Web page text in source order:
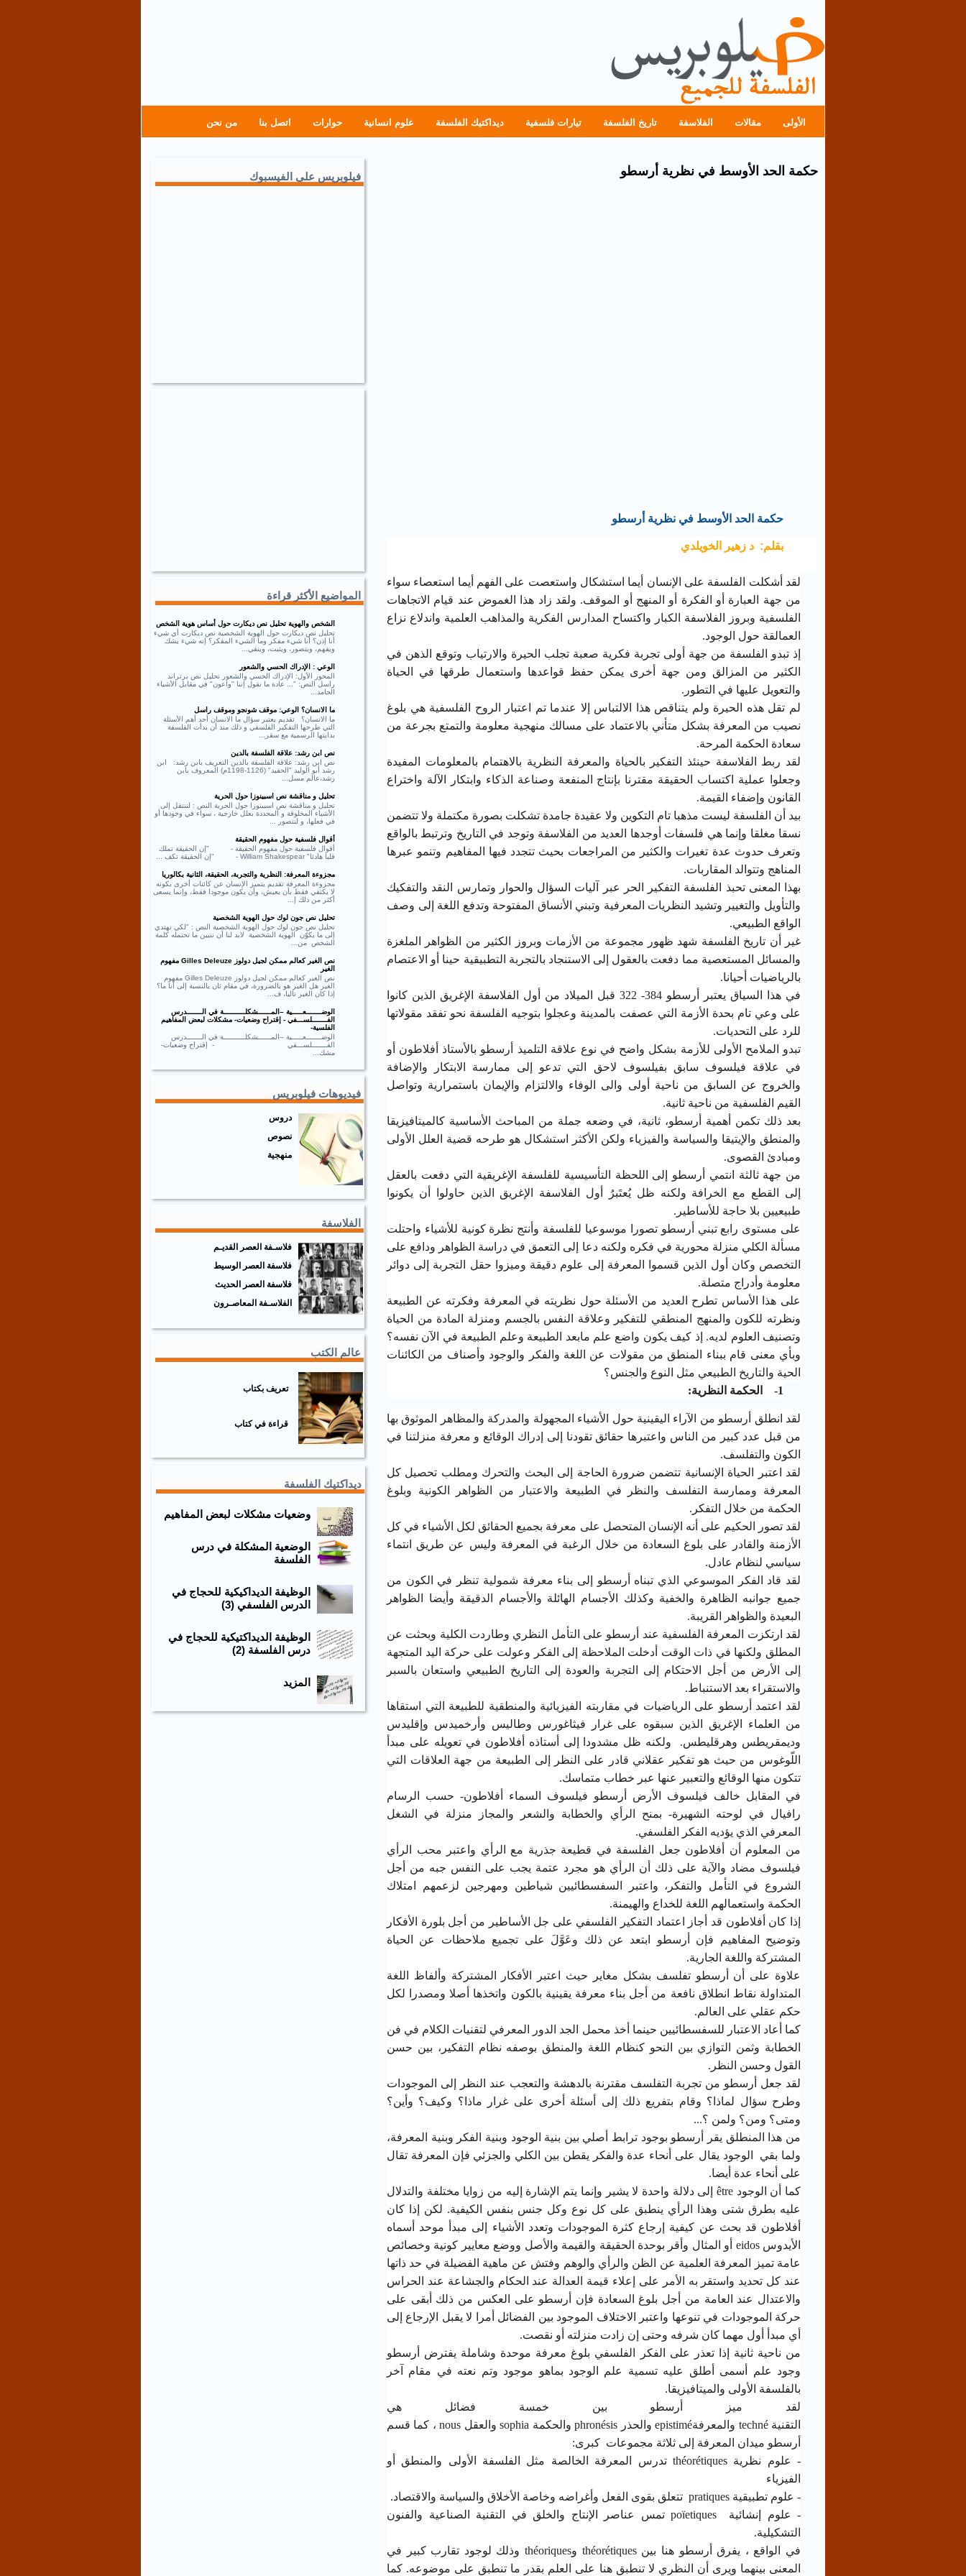
الأولى مقالات الفلاسفة تاريخ الفلسفة تيارات فلسفية ديداكتيك الفلسفة علوم انسانية حوارات اتصل بنا من نحن
حكمة الحد الأوسط في نظرية أرسطو
حكمة الحد الأوسط في نظرية أرسطو
بقلم: د زهير الخويلدي
لقد أشكلت الفلسفة على الإنسان أيما استشكال واستعصت على الفهم أيما استعصاء سواء
من جهة العبارة أو الفكرة أو المنهج أو الموقف. ولقد زاد هذا الغموض عند قيام الاتجاهات
الفلسفية وبروز الفلاسفة الكبار واكتساح المدارس الفكرية والمذاهب العلمية واندلاع نزاع
العمالقة حول الوجود.
إذ تبدو الفلسفة من جهة أولى تجربة فكرية صعبة تجلب الحيرة والارتياب وتوقع الذهن في
الكثير من المزالق ومن جهة أخرى يمكن حفظ قواعدها واستعمال طرقها في الحياة
والتعويل عليها في التطور.
لم تقل هذه الحيرة ولم يتناقص هذا الالتباس إلا عندما تم اعتبار الروح الفلسفية هي بلوغ
نصيب من المعرفة بشكل متأني بالاعتماد على مسالك منهجية معلومة والتمتع بجرعة من
سعادة الحكمة المرحة.
لقد ربط الفلاسفة حينئذ التفكير بالحياة والمعرفة النظرية بالاهتمام بالمعلومات المفيدة
وجعلوا عملية اكتساب الحقيقة مقترنا بإنتاج المنفعة وصناعة الذكاء وابتكار الآلة واختراع
القانون وإضفاء القيمة.
بيد أن الفلسفة ليست مذهبا تام التكوين ولا عقيدة جامدة تشكلت بصورة مكتملة ولا تتضمن
نسقا مغلقا وإنما هي فلسفات أوجدها العديد من الفلاسفة وتوجد في التاريخ وترتبط بالواقع
وتعرف حدوث عدة تغيرات والكثير من المراجعات بحيث تتجدد فيها المفاهيم وتنمو عبرها
المناهج وتتوالد المقاربات.
بهذا المعنى تحبذ الفلسفة التفكير الحر عبر آليات السؤال والحوار وتمارس النقد والتفكيك
والتأويل والتغيير وتشيد النظريات المعرفية وتبني الأنساق المفتوحة وتدفع اللغة إلى وصف
الواقع الطبيعي.
غير أن تاريخ الفلسفة شهد ظهور مجموعة من الأزمات وبروز الكثير من الظواهر الملغزة
والمسائل المستعصية مما دفعت بالعقول إلى الاستنجاد بالتجربة التطبيقية حينا أو الاعتصام
بالرياضيات أحيانا.
في هذا السياق يعتبر أرسطو 384- 322 قبل الميلاد من أول الفلاسفة الإغريق الذين كانوا
على وعي تام بحدة الأزمة التي عصفت بالمدينة وعجلوا بتوجيه الفلسفة نحو تفقد مقولاتها
للرد على التحديات.
تبدو الملامح الأولى للأزمة بشكل واضح في نوع علاقة التلميذ أرسطو بالأستاذ أفلاطون أو
في علاقة فيلسوف سابق بفيلسوف لاحق التي تدعو إلى ممارسة الابتكار والإضافة
والخروج عن السابق من ناحية أولى والى الوفاء والالتزام والإيمان باستمرارية وتواصل
القيم الفلسفية من ناحية ثانية.
بعد ذلك تكمن أهمية أرسطو، ثانية، في وضعه جملة من المباحث الأساسية كالميتافيزيقا
والمنطق والإيتيقا والسياسة والفيزياء ولكن الأكثر استشكال هو طرحه قضية العلل الأولى
ومبادئ القصوى.
من جهة ثالثة انتمي أرسطو إلى اللحظة التأسيسية للفلسفة الإغريقية التي دفعت بالعقل
إلى القطع مع الخرافة ولكنه ظل يُعتَبرُ أول الفلاسفة الإغريق الذين حاولوا أن يكونوا
طبيعيين بلا حاجة للأساطير.
على مستوى رابع تبني أرسطو تصورا موسوعيا للفلسفة وأنتج نظرة كونية للأشياء واحتلت
مسألة الكلي منزلة محورية في فكره ولكنه دعا إلى التعمق في دراسة الظواهر ودافع على
التخصص وكان أول الذين قسموا المعرفة إلى علوم دقيقة وميزوا حقل التجربة إلى دوائر
معلومة وأدراج متصلة.
على هذا الأساس تطرح العديد من الأسئلة حول نظريته في المعرفة وفكرته عن الطبيعة
ونظرته للكون والمنهج المنطقي للتفكير وعلاقة النفس بالجسم ومنزلة المادة من الحياة
وتصنيف العلوم لديه. إذ كيف يكون واضع علم مابعد الطبيعة وعلم الطبيعة في الآن نفسه؟
وبأي معنى قام ببناء المنطق من مقولات عن اللغة والفكر والوجود وأصناف من الكائنات
الحية والتاريخ الطبيعي مثل النوع والجنس؟
1-
الحكمة النظرية:
لقد انطلق أرسطو من الآراء اليقينية حول الأشياء المجهولة والمدركة والمظاهر الموثوق بها
من قبل عدد كبير من الناس واعتبرها حقائق تقودنا إلى إدراك الوقائع و معرفة منزلتنا في
الكون والتفلسف.
لقد اعتبر الحياة الإنسانية تتضمن ضرورة الحاجة إلى البحث والتحرك ومطلب تحصيل كل
المعرفة وممارسة التفلسف والنظر في الطبيعة والاعتبار من الظواهر الكونية وبلوغ
الحكمة من خلال التفكر.
لقد تصور الحكيم على أنه الإنسان المتحصل على معرفة بجميع الحقائق لكل الأشياء في كل
الأزمنة والقادر على بلوغ السعادة من خلال الرغبة في المعرفة وليس عن طريق انتماء
سياسي لنظام عادل.
لقد قاد الفكر الموسوعي الذي تبناه أرسطو إلى بناء معرفة شمولية تنظر في الكون من
جميع جوانبه الظاهرة والخفية وكذلك الأجسام الهائلة والأجسام الدقيقة وأيضا الظواهر
البعيدة والظواهر القريبة.
لقد ارتكزت المعرفة الفلسفية عند أرسطو على التأمل النظري وطاردت الكلية وبحثت عن
المطلق ولكنها في ذات الوقت أدخلت الملاحظة إلى الفكر وعولت على حركة اليد المتجهة
إلى الأرض من أجل الاحتكام إلى التجربة والعودة إلى التاريخ الطبيعي واستعان بالسبر
والاستقراء بعد الاستنباط.
لقد اعتمد أرسطو على الرياضيات في مقاربته الفيزيائية والمنطقية للطبيعة التي استقاها
من العلماء الإغريق الذين سبقوه على غرار فيثاغورس وطاليس وأرخميدس وإقليدس
وديمقريطس وهرقليطس. ولكنه ظل مشدودا إلى أستاذه أفلاطون في تعويله على مبدأ
اللّوغوس من حيث هو تفكير عقلاني قادر على النظر إلى الطبيعة من جهة العلاقات التي
تتكون منها الوقائع والتعبير عنها عبر خطاب متماسك.
في المقابل خالف فيلسوف الأرض أرسطو فيلسوف السماء أفلاطون- حسب الرسام
رافيال في لوحته الشهيرة- بمنح الرأي والخطابة والشعر والمجاز منزلة في الشغل
المعرفي الذي يؤديه الفكر الفلسفي.
من المعلوم أن أفلاطون جعل الفلسفة في قطيعة جذرية مع الرأي واعتبر محب الرأي
فيلسوف مضاد والآية على ذلك أن الرأي هو مجرد عتمة يجب على النفس جبه من أجل
الشروع في التأمل والتفكر، واعتبر السفسطائيين شياطين ومهرجين لزعمهم امتلاك
الحكمة واستعمالهم اللغة للخداع والهيمنة.
إذا كان أفلاطون قد أجاز اعتماد التفكير الفلسفي على جل الأساطير من أجل بلورة الأفكار
وتوضيح المفاهيم فإن أرسطو ابتعد عن ذلك وعَوَّلَ على تجميع ملاحظات عن الحياة
المشتركة واللغة الجارية.
علاوة على أن أرسطو تفلسف بشكل مغاير حيث اعتبر الأفكار المشتركة وألفاظ اللغة
المتداولة نقاط انطلاق نافعة من أجل بناء معرفة يقينية بالكون واتخذها أصلا ومصدرا لكل
حكم عقلي على العالم.
كما أعاد الاعتبار للسفسطائيين حينما أخذ محمل الجد الدور المعرفي لتقنيات الكلام في فن
الخطابة وثمن التوازي بين النحو كنظام اللغة والمنطق بوصفه نظام التفكير، بين حسن
القول وحسن النظر.
لقد جعل أرسطو من تجربة التفلسف مقترنة بالدهشة والتعجب عند النظر إلى الموجودات
وطرح سؤال لماذا؟ وقام بتفريع ذلك إلى أسئلة أخرى على غرار ماذا؟ وكيف؟ وأين؟
ومتى؟ ومن؟ ولمن ؟...
من هذا المنطلق يقر أرسطو بوجود ترابط أصلي بين بنية الوجود وبنية الفكر وبنية المعرفة،
ولما بقي الوجود يقال على أنحاء عدة والفكر يقطن بين الكلي والجزئي فإن المعرفة تقال
على أنحاء عدة أيضا.
كما أن الوجود être إلى دلالة واحدة لا يشير وإنما يتم الإشارة إليه من زوايا مختلفة والتدلال
عليه بطرق شتى وهذا الرأي ينطبق على كل نوع وكل جنس بنفس الكيفية. لكن إذا كان
أفلاطون قد بحث عن كيفية إرجاع كثرة الموجودات وتعدد الأشياء إلى مبدأ موحد أسماه
الأيدوس eidos أو المثال وأقر بوحدة الحقيقة والقيمة والأصل ووضع معايير كونية وخصائص
عامة تميز المعرفة العلمية عن الظن والرأي والوهم وفتش عن ماهية الفضيلة في حد ذاتها
عند كل تحديد واستقر به الأمر على إعلاء قيمة العدالة عند الحكام والجشاعة عند الحراس
والاعتدال عند العامة من أجل بلوغ السعادة فإن أرسطو على العكس من ذلك أبقى على
حركة الموجودات في تنوعها واعتبر الاختلاف الموجود بين الفضائل أمرا لا يقبل الإرجاع إلى
أي مبدأ أول مهما كان شرفه وحتى إن زادت منزلته أو نقصت.
من ناحية ثانية إذا تعذر على الفكر الفلسفي بلوغ معرفة موحدة وشاملة يفترض أرسطو
وجود علم أسمى أطلق عليه تسمية علم الوجود بماهو موجود وتم نعته في مقام آخر
بالفلسفة الأولى والميتافيزيقا.
لقد ميز أرسطو بين خمسة فضائل هي
التقنية techné والمعرفةepistiméوالحذر phronésisوالحكمة sophiaوالعقل nous ، كما قسم
أرسطو ميدان المعرفة إلى ثلاثة مجموعات كبرى:
- علوم نظريةthéorétiquesتدرس المعرفة الخالصة مثل الفلسفة الأولى والمنطق أو
الفيزياء
- علوم تطبيقية pratiques تتعلق بقوى الفعل وأغراضه وخاصة الأخلاق والسياسة والاقتصاد.
- علوم إنشائية
poïetiquesتمس عناصر الإنتاج والخلق في التقنية الصناعية والفنون
التشكيلية.
في الواقع ، يفرق أرسطو هنا بينthéorétiques وthéoriquesوذلك لوجود تقارب كبير في
المعنى بينهما ويرى أن النظري لا تنطبق هنا على العلم بقدر ما تنطبق على موضوعه. كما
فيلوبريس على الفيسبوك
المواضيع الأكثر قراءة
الشخص والهوية تحليل نص ديكارت حول أساس هوية الشخص
تحليل نص ديكارت حول الهوية الشخصية نص ديكارت أي شيء
أنا إذن؟ أنا شيء مفكر وما الشيء المفكر؟ إنه شيء يشك
ويفهم، ويتصور، ويثبت، وينفي...
الوعي : الإدراك الحسي والشعور
المحور الأول: الإدراك الحسي والشعور تحليل نص برتراند
راسل النص: "... عادة ما نقول إننا "واعون" في مقابل الأشياء
الجامد...
ما الانسان؟ الوعي: موقف شونجو وموقف راسل
ما الانسان؟ تقديم يعتبر سؤال ما الانسان أحد أهم الأسئلة
التي طرحها التفكير الفلسفي و ذلك منذ أن بدأت الفلسفة
بدايتها الرسمية مع سقر...
نص ابن رشد: علاقة الفلسفة بالدين
نص ابن رشد: علاقة الفلسفة بالدين التعريف بابن رشد: ابن
رشد أبو الوليد "الحفيد" (1126-1198م) المعروف بابن
رشد،عالم مسل...
تحليل و مناقشة نص اسبينوزا حول الحرية
تحليل و مناقشة نص اسبينوزا حول الحرية النص : لننتقل إلى
الأشياء المخلوقة و المحددة بعلل خارجية ، سواء في وجودها أو
في فعلها، و لنتصور ...
أقوال فلسفية حول مفهوم الحقيقة
أقوال فلسفية حول مفهوم الحقيقة - "إن الحقيقة تملك
قلبا هادئا" William Shakespear - "إن الحقيقة تكف ...
مجزوءة المعرفة: النظرية والتجربة، الحقيقة، الثانية بكالوريا
مجزوءة المعرفة تقديم يتميز الإنسان عن كائنات أخرى بكونه
لا يكتفي فقط بأن يعيش، وأن يكون موجودا فقط، وإنما يسعى
أكثر من ذلك إ...
تحليل نص جون لوك حول الهوية الشخصية
تحليل نص جون لوك حول الهوية الشخصية النص : "لكي نهتدي
إلى ما يكوّن الهوية الشخصية لابد لنا أن نتبين ما تحتمله كلمة
الشخص من...
نص الغير كعالم ممكن لجيل دولوز Gilles Deleuze مفهوم
الغير
نص الغير كعالم ممكن لجيل دولوز Gilles Deleuze مفهوم
الغير هل الغير هو بالضرورة، في مقام ثان يالنسبة إلى أنا ما؟
إذا كان الغير تاليا، ف...
الوضـــــــعـــــية –المــــــشكلــــــــــة في الـــــــدرس
الفـــــــلســـفي - إقتراح وضعيات- مشكلات لبعض المفاهيم
الفلسية-
الوضـــــــعـــــية –المــــــشكلــــــــــة في الـــــــدرس
الفـــــــلســـفي - إقتراح وضعيات-
مشك...
فيديوهات فيلوبريس
دروس
نصوص
منهجية
الفلاسفة
فلاسـفة العصر القديـم
فلاسفة العصر الوسيط
فلاسفة العصر الحديث
الفلاسـفة المعاصـرون
عالم الكتب
تعريف بكتاب
قراءة في كتاب
ديداكتيك الفلسفة
وضعيات مشكلات لبعض المفاهيم
الوضعية المشكلة في درس
الفلسفة
الوظيفة الديداكيكية للحجاج في
الدرس الفلسفي (3)
الوظيفة الديداكتيكية للحجاج في
درس الفلسفة (2)
المزيد